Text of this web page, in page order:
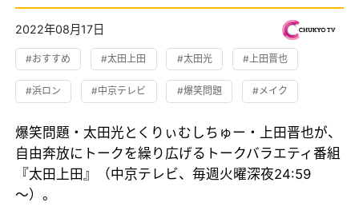
2022年08月17日
#おすすめ #太田上田 #太田光 #上田晋也
#浜ロン #中京テレビ #爆笑問題 #メイク
爆笑問題・太田光とくりぃむしちゅー・上田晋也が、
自由奔放にトークを繰り広げるトークバラエティ番組
『太田上田』（中京テレビ、毎週火曜深夜24:59
～）。